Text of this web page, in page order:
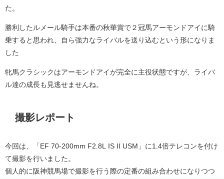
た。
勝利したルメール騎手は本番の秋華賞で２冠馬アーモンドアイに騎
乗すると思われ、自ら強力なライバルを送り込むという形になりま
した
牝馬クラシックはアーモンドアイが完全に主役状態ですが、ライバ
ル達の成長も見逃せませんね。
撮影レポート
今回は、「EF 70-200mm F2.8L IS II USM」に1.4倍テレコンを付け
て撮影を行いました。
個人的に阪神競馬場で撮影を行う際の定番の組み合わせになりつつ